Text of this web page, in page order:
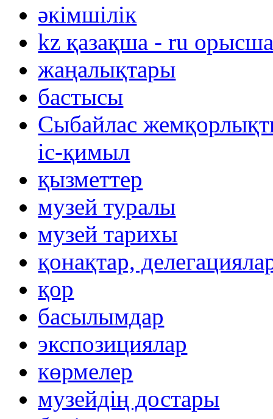
әкімшілік
kz қазақша - ru
жаңалықтары
бастысы
Сыбайлас
іс-қимыл
қызметтер
музей туралы
музей тарихы
қонақтар,
қор
басылымдар
экспозициялар
көрмелер
музейдің достары